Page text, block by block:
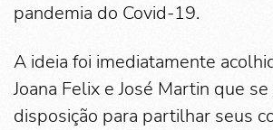
pandemia do Covid-19.
A ideia foi imediatamente
Joana Felix e José Martin que
disposição para partilhar seus